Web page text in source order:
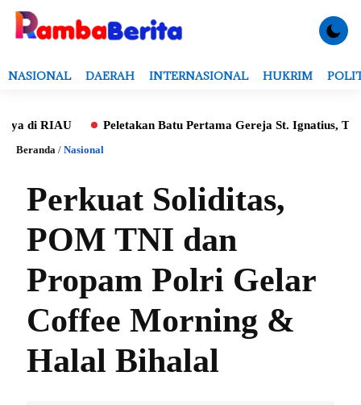
NASIONAL DAERAH INTERNASIONAL HUKRIM
RIAU Peletakan Batu Pertama Gereja St. Ignatius, Tri
Beranda / Nasional
Perkuat Soliditas,
POM TNI dan
Propam Polri Gelar
Coffee Morning &
Halal Bihalal